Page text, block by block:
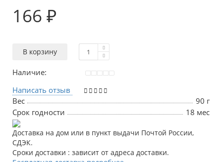
166 ₽
В корзину
Наличие:
Написать отзыв
Вес
90 г
Срок годности
18 мес
Доставка на дом или в пункт выдачи Почтой России,
СДЭК.
Сроки доставки : зависит от адреса доставки.